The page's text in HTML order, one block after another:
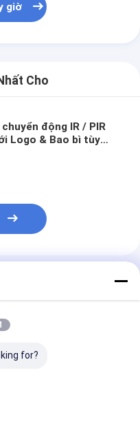
giờ
Cho
động IR / PIR
Logo & Bao bì tùy
for?